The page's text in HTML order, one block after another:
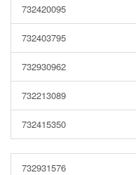
732420095
732403795
732930962
732213089
732415350
732931576